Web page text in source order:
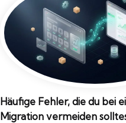
Häufige Fehler, die du bei
Migration vermeiden